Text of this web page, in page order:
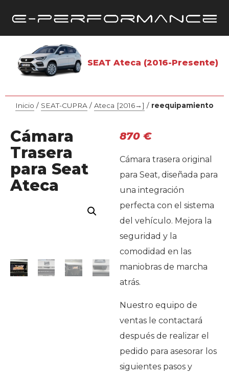
SEAT Ateca (2016-Presente)
Inicio / SEAT-CUPRA / Ateca [2016→] / reequipamiento
Cámara
Trasera
para Seat
Ateca
870 €
Cámara trasera original
para Seat, diseñada para
una integración
perfecta con el sistema
del vehículo. Mejora la
seguridad y la
comodidad en las
maniobras de marcha
atrás.
Nuestro equipo de
ventas le contactará
después de realizar el
pedido para asesorar los
siguientes pasos y